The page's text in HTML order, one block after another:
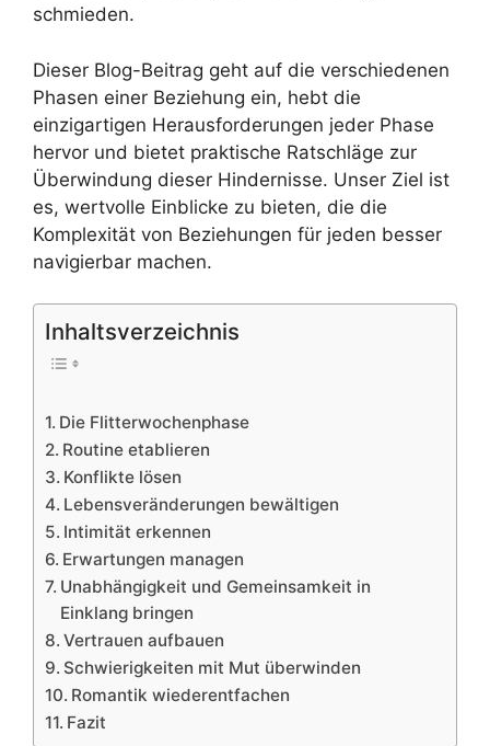
schmieden.
Dieser Blog-Beitrag geht auf die verschiedenen
Phasen einer Beziehung ein, hebt die
einzigartigen Herausforderungen jeder Phase
hervor und bietet praktische Ratschläge zur
Überwindung dieser Hindernisse. Unser Ziel ist
es, wertvolle Einblicke zu bieten, die die
Komplexität von Beziehungen für jeden besser
navigierbar machen.
Inhaltsverzeichnis
Die Flitterwochenphase
Routine etablieren
Konflikte lösen
Lebensveränderungen bewältigen
Intimität erkennen
Erwartungen managen
Unabhängigkeit und Gemeinsamkeit in
Einklang bringen
Vertrauen aufbauen
Schwierigkeiten mit Mut überwinden
Romantik wiederentfachen
Fazit